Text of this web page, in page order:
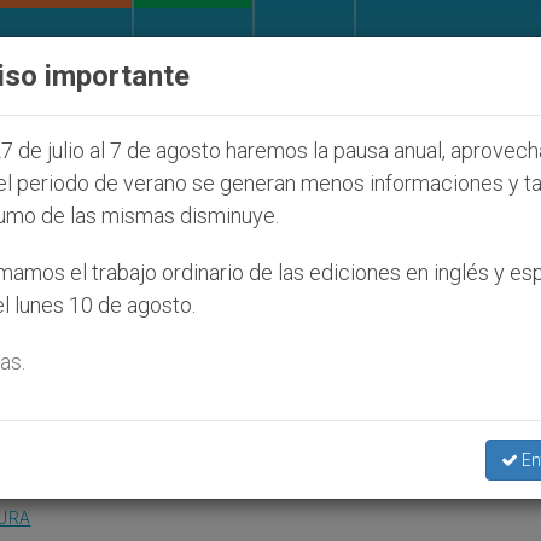
judíos que afecta a cristianos (y no sólo) en
están por encima de
importante
de julio al 7 de agosto haremos la pausa anual,
periodo de verano se generan menos informaciones y
de las mismas disminuye.
el trabajo ordinario de las ediciones en inglés y
lunes 10 de agosto.